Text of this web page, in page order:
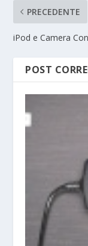
PRECEDENTE
iPod e Camera
POST